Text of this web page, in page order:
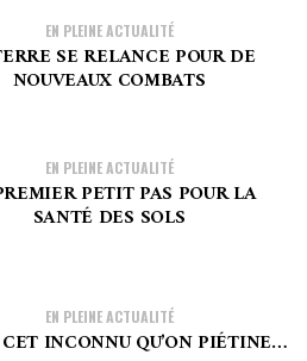
EN PLEINE ACTUALITÉ
SE RELANCE POUR DE
NOUVEAUX COMBATS
EN PLEINE ACTUALITÉ
PETIT PAS POUR LA
SANTÉ DES SOLS
EN PLEINE ACTUALITÉ
INCONNU QU’ON PIÉTINE…